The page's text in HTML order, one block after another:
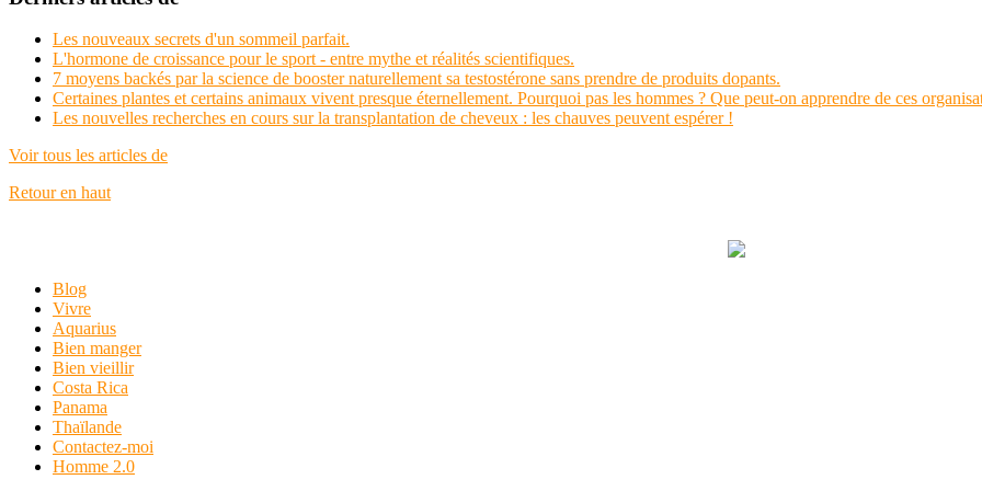
Les nouveaux secrets d'un sommeil parfait.
L'hormone de croissance pour le sport - entre mythe et réalités scientifiques.
7 moyens backés par la science de booster naturellement sa testostérone sans prendre de produits dopants.
Certaines plantes et certains animaux vivent presque éternellement. Pourquoi pas les hommes ? Que peut-on apprendre de ces
Les nouvelles recherches en cours sur la transplantation de cheveux : les chauves peuvent espérer !
Voir tous les articles de
Retour en haut
Blog
Vivre
Aquarius
Bien manger
Bien vieillir
Costa Rica
Panama
Thaïlande
Contactez-moi
Homme 2.0